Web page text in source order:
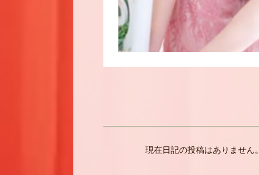
現在日記の投稿はありません。